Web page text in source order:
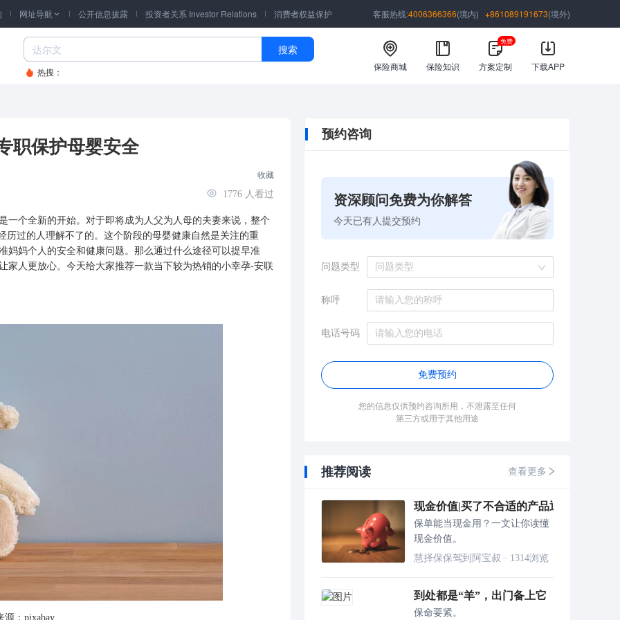
网址导航  公开信息披露 投资者关系 Investor Relations 消费者权益保护 客服热线:4006366366(境内) +861089191673(境外)
搜索
热搜： 保险商城 保险知识 方案定制
免费
下载APP
职保护母婴安全
收藏
1776 人看过
个全新的开始。对于即将成为人父为人母的夫妻来说，整个
历过的人理解不了的。这个阶段的母婴健康自然是关注的重
妈妈个人的安全和健康问题。那么通过什么途径可以提早准
家人更放心。今天给大家推荐一款当下较为热销的小幸孕-安联
源：pixabay
预约咨询
资深顾问免费为你解答
今天已有人提交预约
问题类型 问题类型
称呼
电话号码
免费预约
您的信息仅供预约咨询所用，不泄露至任何
第三方或用于其他用途
推荐阅读 查看更多
现金价值|买了不合适的产品退保要损失
保单能当现金用？一文让你读懂
现金价值。
慧择保保驾到阿宝叔 · 1314浏览
到处都是“羊”，出门备上它
保命要紧。